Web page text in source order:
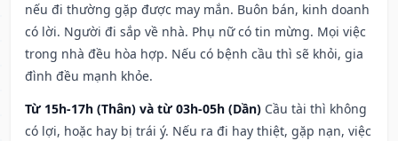
nếu đi thường gặp được may mắn. Buôn bán, kinh doanh
có lời. Người đi sắp về nhà. Phụ nữ có tin mừng. Mọi việc
trong nhà đều hòa hợp. Nếu có bệnh cầu thì sẽ khỏi, gia
đình đều mạnh khỏe.
Từ 15h-17h (Thân) và từ 03h-05h (Dần) Cầu tài thì không
có lợi, hoặc hay bị trái ý. Nếu ra đi hay thiệt, gặp nạn, việc